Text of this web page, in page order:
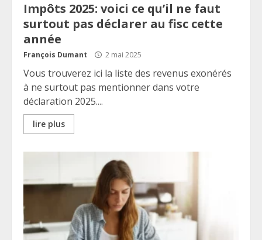
Impôts 2025: voici ce qu’il ne faut
surtout pas déclarer au fisc cette
année
François Dumant 2 mai 2025
Vous trouverez ici la liste des revenus exonérés
à ne surtout pas mentionner dans votre
déclaration 2025....
lire plus